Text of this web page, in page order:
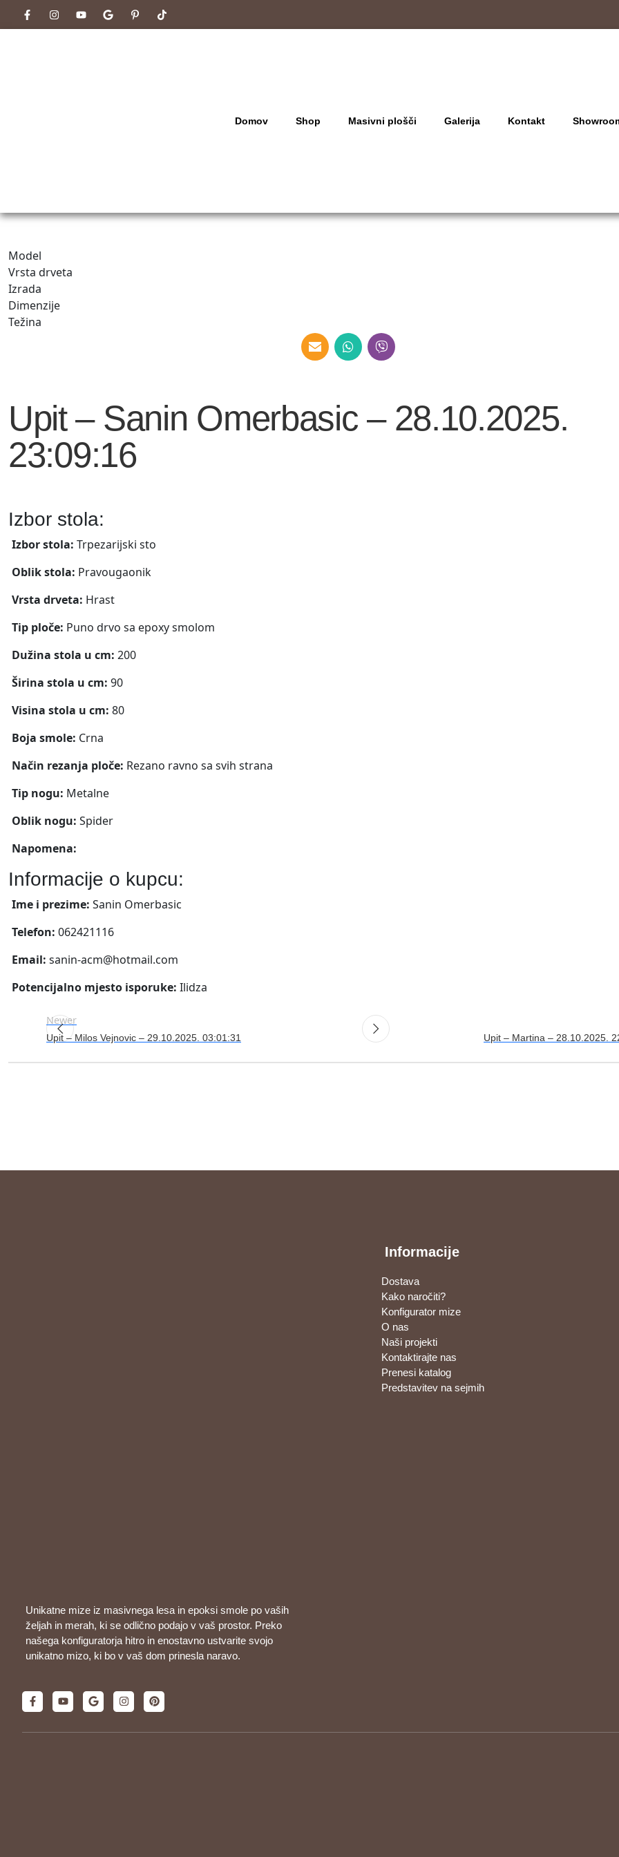
Domov Shop Masivni plošči Galerija Kontakt
Model
Vrsta drveta
Izrada
Dimenzije
Težina
Upit – Sanin Omerbasic – 28.10.2025.
23:09:16
Izbor stola:
Izbor stola: Trpezarijski sto
Oblik stola: Pravougaonik
Vrsta drveta: Hrast
Tip ploče: Puno drvo sa epoxy smolom
Dužina stola u cm: 200
Širina stola u cm: 90
Visina stola u cm: 80
Boja smole: Crna
Način rezanja ploče: Rezano ravno sa svih strana
Tip nogu: Metalne
Oblik nogu: Spider
Napomena:
Informacije o kupcu:
Ime i prezime: Sanin Omerbasic
Telefon: 062421116
Email: sanin-acm@hotmail.com
Potencijalno mjesto isporuke: Ilidza
Newer
Upit – Milos Vejnovic – 29.10.2025. 03:01:31 Upit – Martina – 28.10.2025.
Unikatne mize iz masivnega lesa in epoksi smole po vaših
željah in merah, ki se odlično podajo v vaš prostor. Preko
našega konfiguratorja hitro in enostavno ustvarite svojo
unikatno mizo, ki bo v vaš dom prinesla naravo.
Informacije
Dostava
Kako naročiti?
Konfigurator mize
O nas
Naši projekti
Kontaktirajte nas
Prenesi katalog
Predstavitev na sejmih